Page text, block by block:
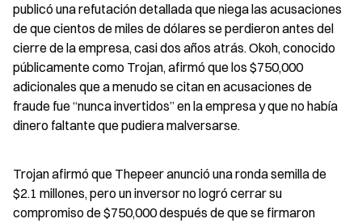
publicó una refutación detallada que niega las acusaciones
de que cientos de miles de dólares se perdieron antes del
cierre de la empresa, casi dos años atrás. Okoh, conocido
públicamente como Trojan, afirmó que los $750,000
adicionales que a menudo se citan en acusaciones de
fraude fue “nunca invertidos” en la empresa y que no había
dinero faltante que pudiera malversarse.
Trojan afirmó que Thepeer anunció una ronda semilla de
$2.1 millones, pero un inversor no logró cerrar su
compromiso de $750,000 después de que se firmaron